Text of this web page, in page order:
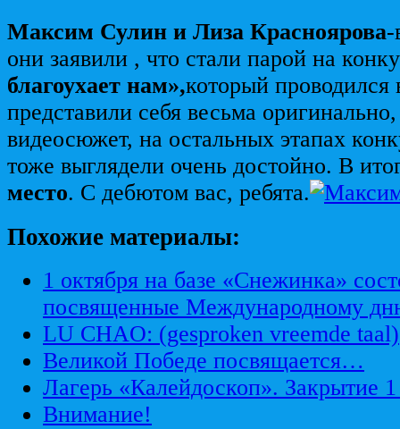
Максим Сулин и Лиза Красноярова-
они заявили , что стали парой на
благоухает нам»,который
представили себя весьма оригинально,
видеосюжет, на остальных этапах
тоже выглядели очень достойно. В
место. С дебютом вас, ребята.
Похожие материалы:
1 октября на базе «Снежинка»
посвященные Международному
LU CHAO: (gesproken vreemde taal)
Великой Победе посвящается…
Лагерь «Калейдоскоп». Закрытие
Внимание!